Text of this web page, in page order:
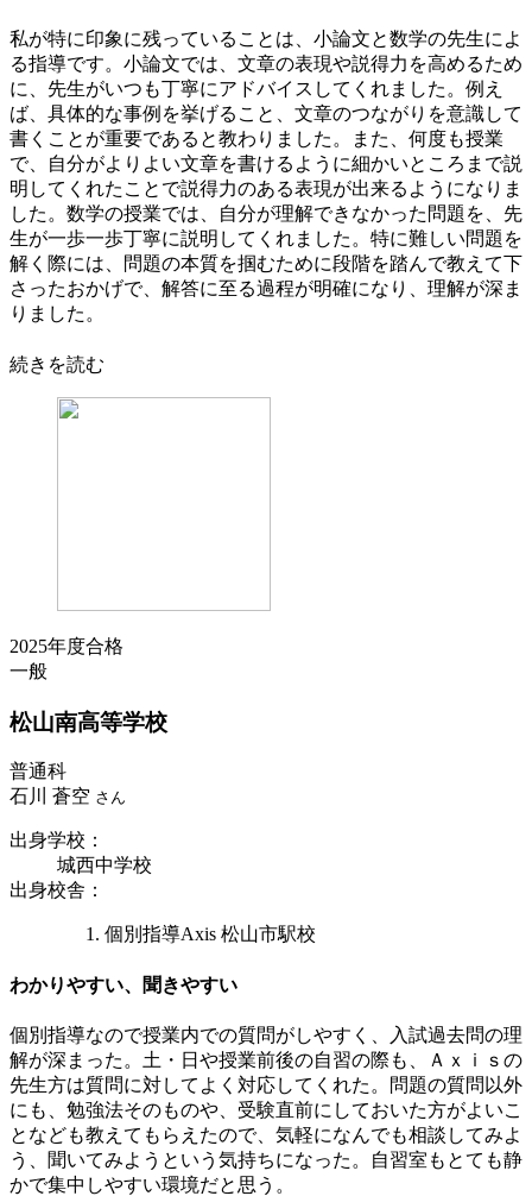
私が特に印象に残っていることは、小論文と数学の先生によ
る指導です。小論文では、文章の表現や説得力を高めるため
に、先生がいつも丁寧にアドバイスしてくれました。例え
ば、具体的な事例を挙げること、文章のつながりを意識して
書くことが重要であると教わりました。また、何度も授業
で、自分がよりよい文章を書けるように細かいところまで説
明してくれたことで説得力のある表現が出来るようになりま
した。数学の授業では、自分が理解できなかった問題を、先
生が一歩一歩丁寧に説明してくれました。特に難しい問題を
解く際には、問題の本質を掴むために段階を踏んで教えて下
さったおかげで、解答に至る過程が明確になり、理解が深ま
りました。
続きを読む
2025年度合格
一般
松山南高等学校
普通科
石川 蒼空 さん
出身学校 ：
城西中学校
出身校舎 ：
個別指導Axis 松山市駅校
わかりやすい、聞きやすい
個別指導なので授業内での質問がしやすく、入試過去問の理
解が深まった。土・日や授業前後の自習の際も、Ａｘｉｓの
先生方は質問に対してよく対応してくれた。問題の質問以外
にも、勉強法そのものや、受験直前にしておいた方がよいこ
となども教えてもらえたので、気軽になんでも相談してみよ
う、聞いてみようという気持ちになった。自習室もとても静
かで集中しやすい環境だと思う。